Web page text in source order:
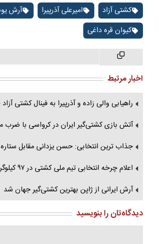
کشتی آزاد امیرعلی آذرپیرا آرش
کیوان قره داغی
اخبار مرتبط
راهیابی والی زاده و آذرپیرا به فینال کشتی
آتش بازی کشتی‌گیر ایران در کرواسی با ضرب
جذاب ترین انتخابی: حسن یزدانی مقابل
اعلام چرخه انتخابی تیم ملی کشتی در ۹۷ کیلوگرم؛ حسن یزدانی یا امیرعلی آذرپیرا برنده خواهد بود؟
آرش ایرانی از ژاپن بهترین کشتی‌گیر جهان شد
دیدگاه‌تان را بنویسید